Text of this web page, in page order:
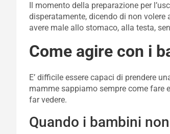
Il momento della preparazione per
disperatamente, dicendo di non volere
avere male allo stomaco, alla testa,
Come agire con i
E’ difficile essere capaci di prendere
mamme sappiamo sempre come fare
far vedere.
Quando i bambini